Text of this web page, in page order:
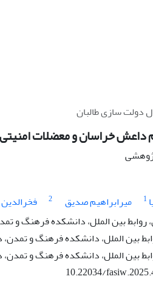
دولت سازی طالبان
داعش خراسان و معضلات
1 میرابراهیم صدیق 2
بین الملل، دانشکده فرهنگ و
بین الملل، دانشکده فرهنگ و تمدن،
بین الملل، دانشکده فرهنگ و تمدن،
10.22034/